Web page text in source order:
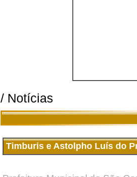
/ Notícias
Timburis e Astolpho Luís do